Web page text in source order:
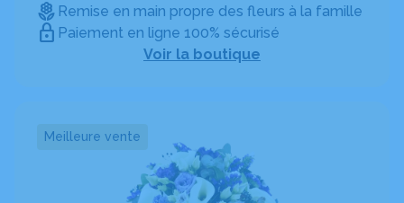
Remise en main propre des fleurs à la famille
Paiement en ligne 100% sécurisé
Voir la boutique
Meilleure vente